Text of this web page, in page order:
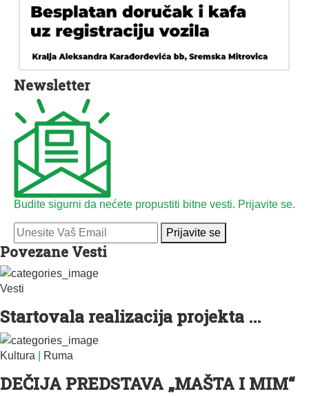
Newsletter
Budite sigurni da nećete propustiti bitne vesti. Prijavite se.
Prijavite se
Povezane Vesti
Vesti
Startovala realizacija projekta ...
Kultura Ruma
DEČIJA PREDSTAVA „MAŠTA I MIM“